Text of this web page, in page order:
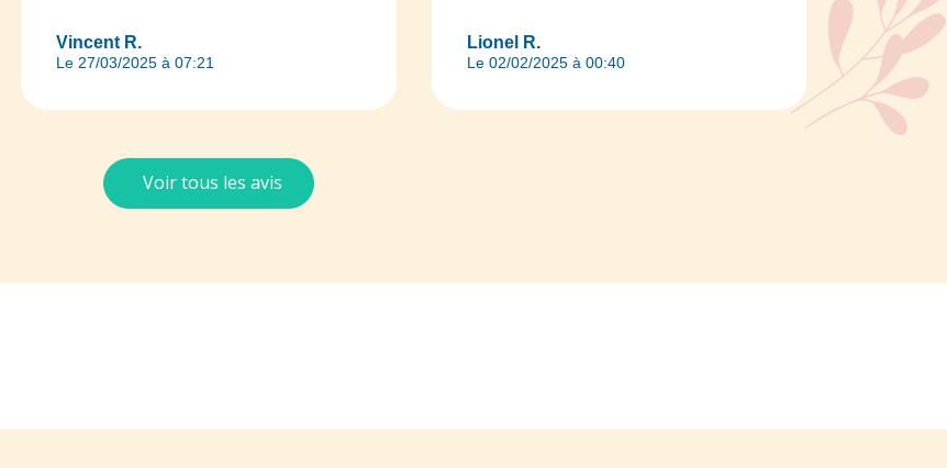
Vincent R.
Le 27/03/2025 à 07:21
Lionel R.
Le 02/02/2025 à 00:40
Voir tous les avis